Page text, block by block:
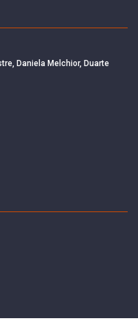
Daniela Melchior, Duarte